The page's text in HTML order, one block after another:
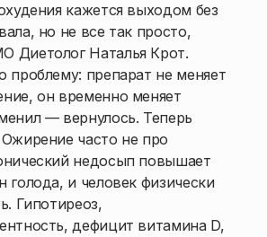
кажется выходом без
но не все так просто,
Диетолог Наталья Крот.
проблему: препарат не меняет
он временно меняет
— вернулось. Теперь
часто не про
недосып повышает
голода, и человек физически
Гипотиреоз,
дефицит витамина D,